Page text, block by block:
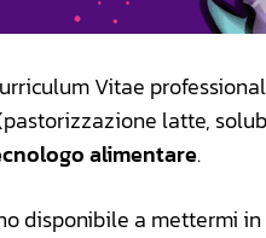
Vitae
latte,
alimentare.
disponibile a mettermi